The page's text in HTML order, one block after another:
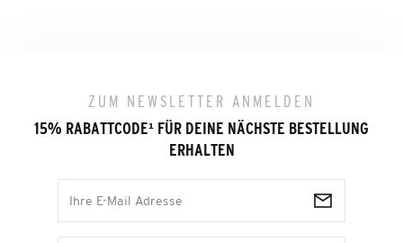
ZUM NEWSLETTER ANMELDEN
15% RABATTCODE¹ FÜR DEINE NÄCHSTE BESTELLUNG
ERHALTEN